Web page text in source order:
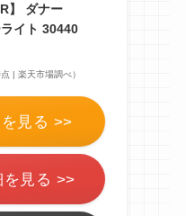
】 ダナー
イト 30440
| 楽天市場調べ）
見る >>
見る >>